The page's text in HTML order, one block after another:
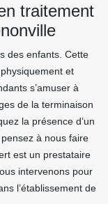
traitement
des enfants. Cette
et
s’amuser à
de la terminaison
la présence d’un
à nous faire
est un prestataire
intervenons pour
l’établissement de